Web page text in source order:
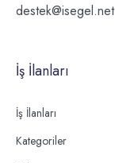
destek@isegel.net
İş İlanları
İş İlanları
Kategoriler